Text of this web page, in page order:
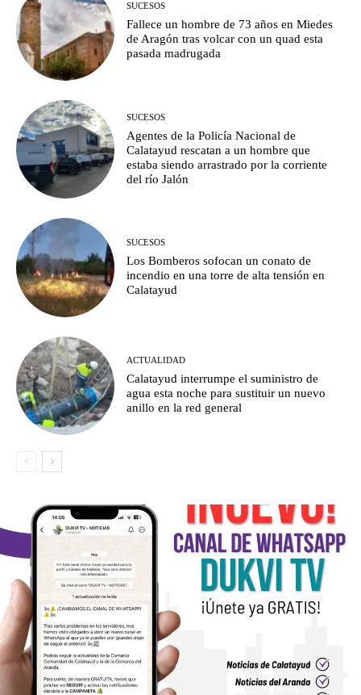
SUCESOS
Fallece un hombre de 73 años en Miedes
de Aragón tras volcar con un quad esta
pasada madrugada
SUCESOS
Agentes de la Policía Nacional de
Calatayud rescatan a un hombre que
estaba siendo arrastrado por la corriente
del río Jalón
SUCESOS
Los Bomberos sofocan un conato de
incendio en una torre de alta tensión en
Calatayud
ACTUALIDAD
Calatayud interrumpe el suministro de
agua esta noche para sustituir un nuevo
anillo en la red general